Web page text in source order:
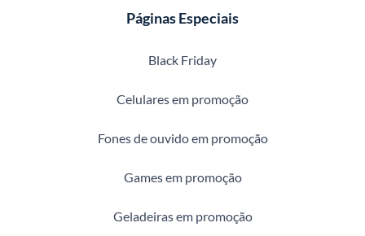
Páginas Especiais
Black Friday
Celulares em promoção
Fones de ouvido em promoção
Games em promoção
Geladeiras em promoção